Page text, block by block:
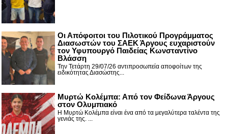
Οι Απόφοιτοι του Πιλοτικού Προγράμματος
Διασωστών του ΣΑΕΚ Άργους ευχαριστούν
τον Υφυπουργό Παιδείας Κωνσταντίνο
Βλάσση
Την Τετάρτη 29/07/26 αντιπροσωπεία αποφοίτων της
ειδικότητας Διασώστης...
Μυρτώ Κολέμπα: Από τον Φείδωνα Άργους
στον Ολυμπιακό
Η Μυρτώ Κολέμπα είναι ένα από τα μεγαλύτερα ταλέντα της
γενιάς της. ...